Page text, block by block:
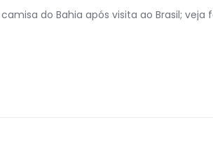
do Bahia após visita ao Brasil; veja